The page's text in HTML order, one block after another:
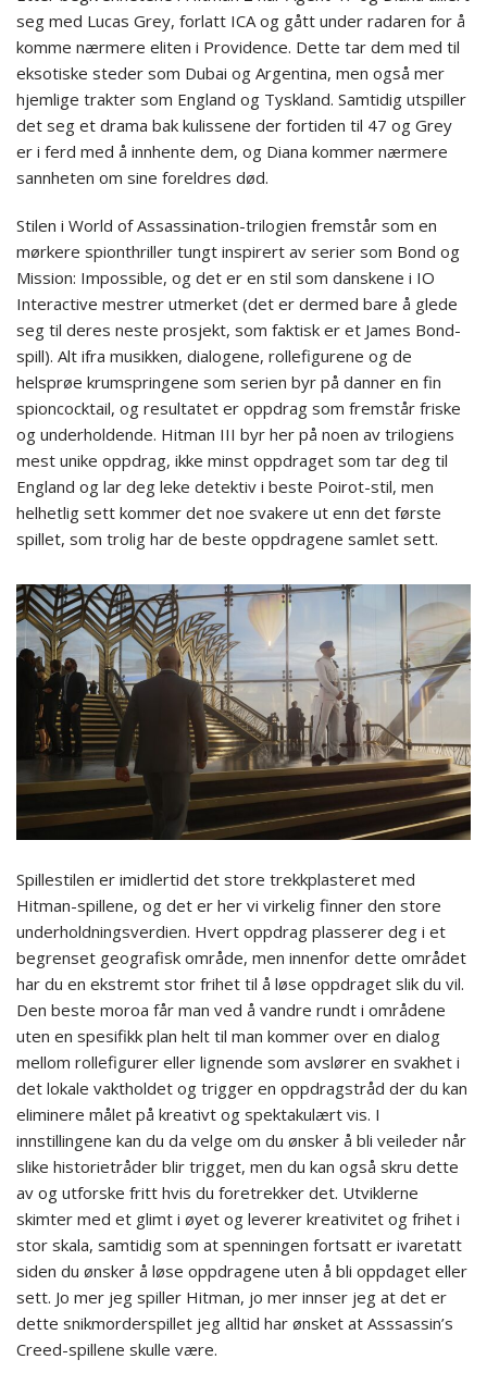
seg med Lucas Grey, forlatt ICA og gått under radaren for å
komme nærmere eliten i Providence. Dette tar dem med til
eksotiske steder som Dubai og Argentina, men også mer
hjemlige trakter som England og Tyskland. Samtidig utspiller
det seg et drama bak kulissene der fortiden til 47 og Grey
er i ferd med å innhente dem, og Diana kommer nærmere
sannheten om sine foreldres død.
Stilen i World of Assassination-trilogien fremstår som en
mørkere spionthriller tungt inspirert av serier som Bond og
Mission: Impossible, og det er en stil som danskene i IO
Interactive mestrer utmerket (det er dermed bare å glede
seg til deres neste prosjekt, som faktisk er et James Bond-
spill). Alt ifra musikken, dialogene, rollefigurene og de
helsprøe krumspringene som serien byr på danner en fin
spioncocktail, og resultatet er oppdrag som fremstår friske
og underholdende. Hitman III byr her på noen av trilogiens
mest unike oppdrag, ikke minst oppdraget som tar deg til
England og lar deg leke detektiv i beste Poirot-stil, men
helhetlig sett kommer det noe svakere ut enn det første
spillet, som trolig har de beste oppdragene samlet sett.
Spillestilen er imidlertid det store trekkplasteret med
Hitman-spillene, og det er her vi virkelig finner den store
underholdningsverdien. Hvert oppdrag plasserer deg i et
begrenset geografisk område, men innenfor dette området
har du en ekstremt stor frihet til å løse oppdraget slik du vil.
Den beste moroa får man ved å vandre rundt i områdene
uten en spesifikk plan helt til man kommer over en dialog
mellom rollefigurer eller lignende som avslører en svakhet i
det lokale vaktholdet og trigger en oppdragstråd der du kan
eliminere målet på kreativt og spektakulært vis. I
innstillingene kan du da velge om du ønsker å bli veileder når
slike historietråder blir trigget, men du kan også skru dette
av og utforske fritt hvis du foretrekker det. Utviklerne
skimter med et glimt i øyet og leverer kreativitet og frihet i
stor skala, samtidig som at spenningen fortsatt er ivaretatt
siden du ønsker å løse oppdragene uten å bli oppdaget eller
sett. Jo mer jeg spiller Hitman, jo mer innser jeg at det er
dette snikmorderspillet jeg alltid har ønsket at Asssassin’s
Creed-spillene skulle være.